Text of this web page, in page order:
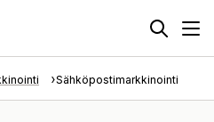
Sähköpostimarkkinointi